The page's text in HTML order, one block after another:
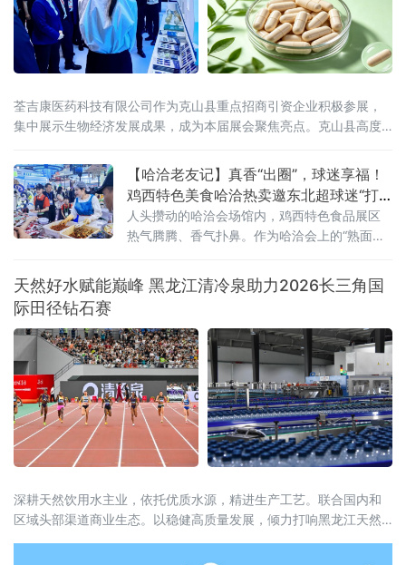
荃吉康医药科技有限公司作为克山县重点招商引资企业积极参展，
集中展示生物经济发展成果，成为本届展会聚焦亮点。克山县高度
定生物经济发展方向，积极推动马铃薯深加工与医
【哈洽老友记】真香“出圈”，球迷享福！
鸡西特色美食哈洽热卖邀东北超球迷“打
卡尝鲜”
人头攒动的哈洽会场馆内，鸡西特色食品展区
热气腾腾、香气扑鼻。作为哈洽会上的“熟面
注，直径近一米的超大不锈钢盆前，创始人金
正花戴着卫生手套，现场沉浸式翻拌红油辣
早到晚始终客流爆满。“地道辣菜”人气爆棚，球
迷专属福利暖心上线展台之上，一袋袋包装精
美的鸡西大冷面、窖缸酸菜、风味糖蒜整齐堆
叠，明码标价的菜
天然好水赋能巅峰 黑龙江清冷泉助力2026长三角国
际田径钻石赛
深耕天然饮用水主业，依托优质水源，精进生产工艺。联合国内和
区域头部渠道商业生态。以稳健高质量发展，倾力打响黑龙江天然